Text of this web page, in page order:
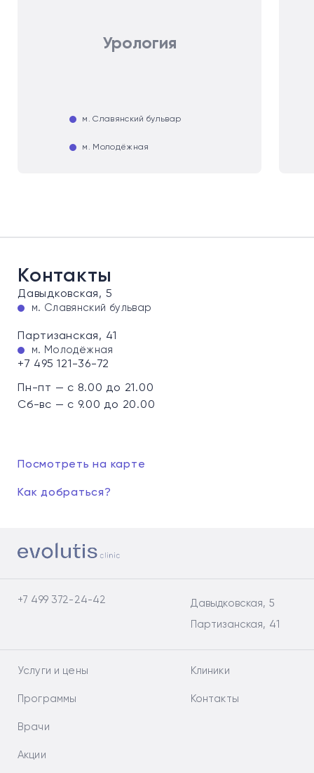
Урология
м. Славянский бульвар
м. Молодёжная
Контакты
Давыдковская, 5
м. Славянский бульвар
Партизанская, 41
м. Молодёжная
+7 495 121-36-72
Пн-пт — с 8.00 до 21.00
Сб-вс — с 9.00 до 20.00
Посмотреть на карте
Как добраться?
+7 499 372-24-42
Давыдковская, 5
Партизанская, 41
Услуги и цены
Программы
Врачи
Акции
Клиники
Контакты